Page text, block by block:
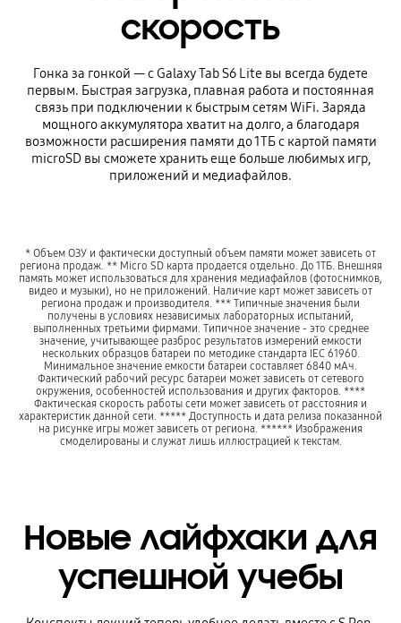
скорость
Гонка за гонкой — с Galaxy Tab S6 Lite вы всегда будете
первым. Быстрая загрузка, плавная работа и постоянная
связь при подключении к быстрым сетям WiFi. Заряда
мощного аккумулятора хватит на долго, а благодаря
возможности расширения памяти до 1ТБ с картой памяти
microSD вы сможете хранить еще больше любимых игр,
приложений и медиафайлов.
* Объем ОЗУ и фактически доступный объем памяти может зависеть от
региона продаж. ** Micro SD карта продается отдельно. До 1ТБ. Внешняя
память может использоваться для хранения медиафайлов (фотоснимков,
видео и музыки), но не приложений. Наличие карт может зависеть от
региона продаж и производителя. *** Типичные значения были
получены в условиях независимых лабораторных испытаний,
выполненных третьими фирмами. Типичное значение - это среднее
значение, учитывающее разброс результатов измерений емкости
нескольких образцов батареи по методике стандарта IEC 61960.
Минимальное значение емкости батареи составляет 6840 мАч.
Фактический рабочий ресурс батареи может зависеть от сетевого
окружения, особенностей использования и других факторов. ****
Фактическая скорость работы сети может зависеть от расстояния и
характеристик данной сети. ***** Доступность и дата релиза показанной
на рисунке игры может зависеть от региона. ****** Изображения
смоделированы и служат лишь иллюстрацией к текстам.
Новые лайфхаки для
успешной учебы